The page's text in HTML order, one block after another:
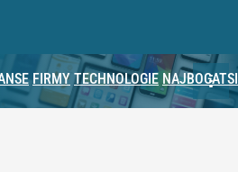
FIRMY TECHNOLOGIE NAJBOGATSI